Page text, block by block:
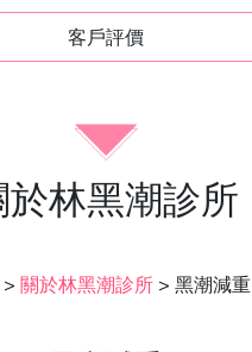
客戶評價
於林黑潮診所
> 關於林黑潮診所 > 黑潮減重